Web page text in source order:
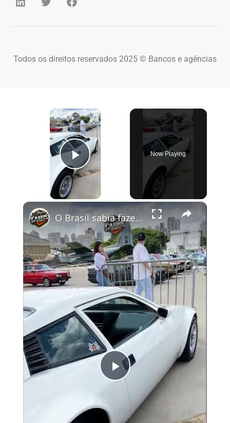
Todos os direitos reservados 2025 © Bancos e agências
×
Play Video
Now Playing
×
Play Video
O Brasil sabia fazer carros 🙏